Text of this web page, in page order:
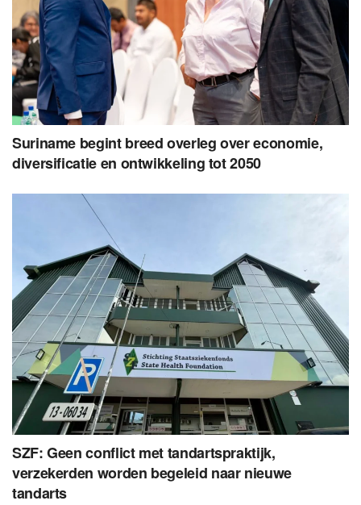
Suriname begint breed overleg over economie,
diversificatie en ontwikkeling tot 2050
SZF: Geen conflict met tandartspraktijk,
verzekerden worden begeleid naar nieuwe
tandarts